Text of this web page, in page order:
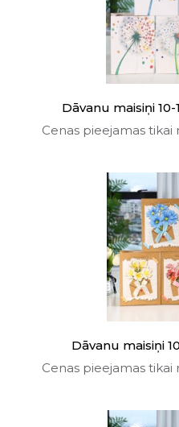
Dāvanu maisiņi 10-
Cenas pieejamas
Dāvanu maisiņi
Cenas pieejamas